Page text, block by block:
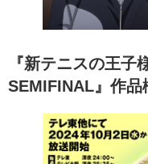
『新テニスの王⼦
SEMIFINAL』作品